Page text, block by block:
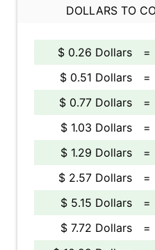
DOLLARS TO
$ 0.26 Dollars =
$ 0.51 Dollars
=
$ 0.77 Dollars
=
$ 1.03 Dollars
=
$ 1.29 Dollars
=
$ 2.57 Dollars
=
$ 5.15 Dollars
=
$ 7.72 Dollars
=